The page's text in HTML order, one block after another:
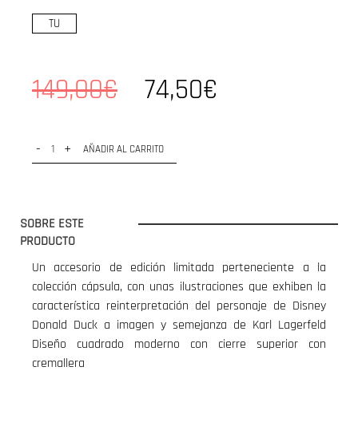
TU
149,00€ 74,50€
- + AÑADIR AL CARRITO
SOBRE ESTE
PRODUCTO
Un accesorio de edición limitada perteneciente a la
colección cápsula, con unas ilustraciones que exhiben la
característica reinterpretación del personaje de Disney
Donald Duck a imagen y semejanza de Karl Lagerfeld
Diseño cuadrado moderno con cierre superior con
cremallera